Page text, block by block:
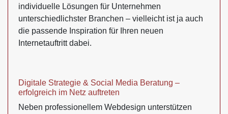
individuelle Lösungen für Unternehmen
unterschiedlichster Branchen – vielleicht ist ja auch
die passende Inspiration für Ihren neuen
Internetauftritt dabei.
Digitale Strategie & Social Media Beratung –
erfolgreich im Netz auftreten
Neben professionellem Webdesign unterstützen